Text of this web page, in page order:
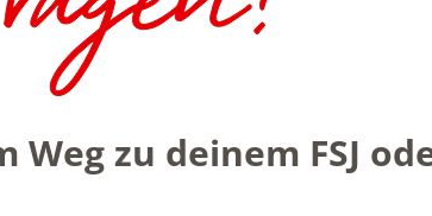
zu deinem FSJ